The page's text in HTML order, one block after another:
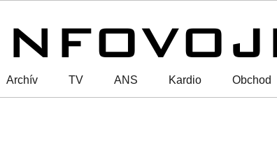
Archív TV ANS Kardio Obchod